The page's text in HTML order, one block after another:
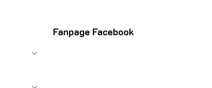
Fanpage Facebook